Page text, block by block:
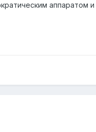
аппаратом и